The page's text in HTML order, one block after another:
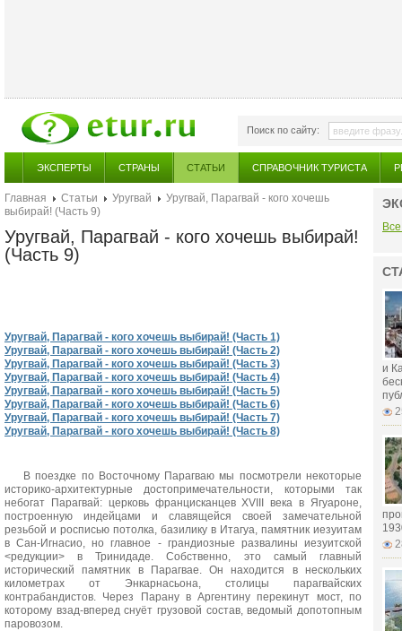
Поиск по сайту:
ЭКСПЕРТЫ СТРАНЫ СТАТЬИ СПРАВОЧНИК ТУРИСТА
Главная Статьи Уругвай
Уругвай, Парагвай - кого хочешь
выбирай! (Часть 9)
Уругвай, Парагвай - кого хочешь выбирай!
(Часть 9)
Уругвай, Парагвай - кого хочешь выбирай! (Часть 1)
Уругвай, Парагвай - кого хочешь выбирай! (Часть 2)
Уругвай, Парагвай - кого хочешь выбирай! (Часть 3)
Уругвай, Парагвай - кого хочешь выбирай! (Часть 4)
Уругвай, Парагвай - кого хочешь выбирай! (Часть 5)
Уругвай, Парагвай - кого хочешь выбирай! (Часть 6)
Уругвай, Парагвай - кого хочешь выбирай! (Часть 7)
Уругвай, Парагвай - кого хочешь выбирай! (Часть 8)
В поездке по Восточному Парагваю мы посмотрели некоторые
историко-архитектурные достопримечательности, которыми так
небогат Парагвай: церковь францисканцев XVIII века в Ягуароне,
построенную индейцами и славящейся своей замечательной
резьбой и росписью потолка, базилику в Итагуа, памятник иезуитам
в Сан-Игнасио, но главное - грандиозные развалины иезуитской
<редукции> в Тринидаде. Собственно, это самый главный
исторический памятник в Парагвае. Он находится в нескольких
километрах от Энкарнасьона, столицы парагвайских
контрабандистов. Через Парану в Аргентину перекинут мост, по
которому взад-вперед снуёт грузовой состав, ведомый допотопным
паровозом.
и